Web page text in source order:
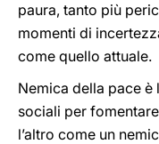
paura, tanto più
momenti di
come quello attuale.
Nemica della pace è
sociali per
l’altro come un